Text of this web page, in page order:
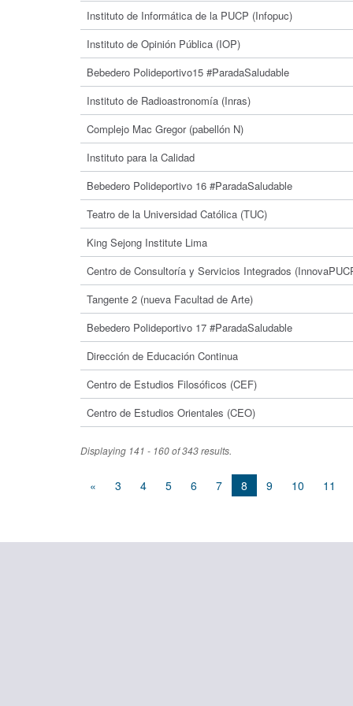
Instituto de Informática de la PUCP (Infopuc)
Instituto de Opinión Pública (IOP)
Bebedero Polideportivo15 #ParadaSaludable
Instituto de Radioastronomía (Inras)
Complejo Mac Gregor (pabellón N)
Instituto para la Calidad
Bebedero Polideportivo 16 #ParadaSaludable
Teatro de la Universidad Católica (TUC)
King Sejong Institute Lima
Centro de Consultoría y Servicios Integrados
Tangente 2 (nueva Facultad de Arte)
Bebedero Polideportivo 17 #ParadaSaludable
Dirección de Educación Continua
Centro de Estudios Filosóficos (CEF)
Centro de Estudios Orientales (CEO)
Displaying 141 - 160 of 343 results.
« 3 4 5 6 7 8 9 10 11